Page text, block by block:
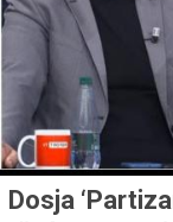
Dosja